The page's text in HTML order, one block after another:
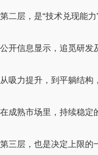
第二层，是“技术兑现能力”
公开信息显示，追觅研发
从吸力提升，到平躺结构
在成熟市场里，持续稳定
第三层，也是决定上限的